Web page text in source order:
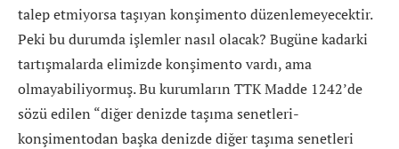
talep etmiyorsa taşıyan konşimento düzenlemeyecektir.
Peki bu durumda işlemler nasıl olacak? Bugüne kadarki
tartışmalarda elimizde konşimento vardı, ama
olmayabiliyormuş. Bu kurumların TTK Madde 1242’de
sözü edilen “diğer denizde taşıma senetleri-
konşimentodan başka denizde diğer taşıma senetleri